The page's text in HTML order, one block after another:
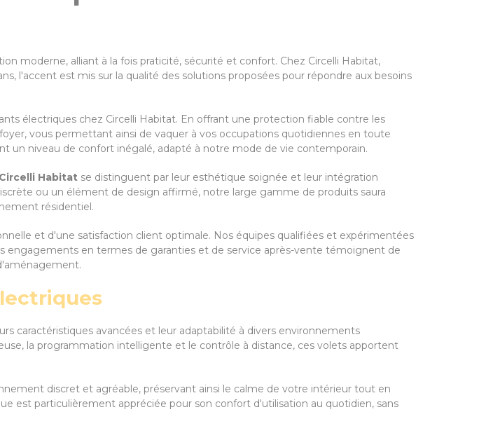
moderne, alliant à la fois praticité, sécurité et confort. Chez Circelli Habitat,
l'accent est mis sur la qualité des solutions proposées pour répondre aux besoins
électriques chez Circelli Habitat. En offrant une protection fiable contre les
vous permettant ainsi de vaquer à vos occupations quotidiennes en toute
un niveau de confort inégalé, adapté à notre mode de vie contemporain.
Habitat se distinguent par leur esthétique soignée et leur intégration
ou un élément de design affirmé, notre large gamme de produits saura
résidentiel.
et d'une satisfaction client optimale. Nos équipes qualifiées et expérimentées
engagements en termes de garanties et de service après-vente témoignent de
caractéristiques avancées et leur adaptabilité à divers environnements
la programmation intelligente et le contrôle à distance, ces volets apportent
discret et agréable, préservant ainsi le calme de votre intérieur tout en
est particulièrement appréciée pour son confort d'utilisation au quotidien, sans